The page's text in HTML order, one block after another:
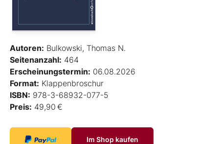
Autoren: Bulkowski, Thomas N.
Seitenanzahl: 464
Erscheinungstermin: 06.08.2026
Format: Klappenbroschur
ISBN: 978-3-68932-077-5
Preis: 49,90 €
Im Shop kaufen